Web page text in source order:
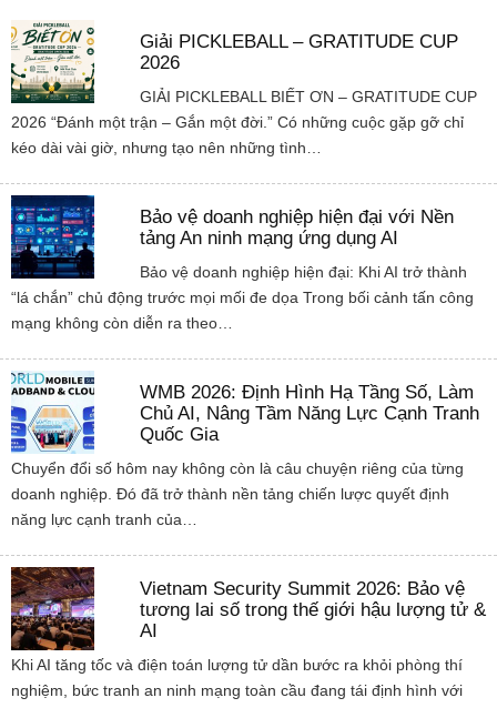
Giải PICKLEBALL – GRATITUDE CUP
2026
GIẢI PICKLEBALL BIẾT ƠN – GRATITUDE CUP
2026 “Đánh một trận – Gắn một đời.” Có những cuộc gặp gỡ chỉ
kéo dài vài giờ, nhưng tạo nên những tình…
Bảo vệ doanh nghiệp hiện đại với Nền
tảng An ninh mạng ứng dụng AI
Bảo vệ doanh nghiệp hiện đại: Khi AI trở thành
“lá chắn” chủ động trước mọi mối đe dọa Trong bối cảnh tấn công
mạng không còn diễn ra theo…
WMB 2026: Định Hình Hạ Tầng Số, Làm
Chủ AI, Nâng Tầm Năng Lực Cạnh Tranh
Quốc Gia
Chuyển đổi số hôm nay không còn là câu chuyện riêng của từng
doanh nghiệp. Đó đã trở thành nền tảng chiến lược quyết định
năng lực cạnh tranh của…
Vietnam Security Summit 2026: Bảo vệ
tương lai số trong thế giới hậu lượng tử &
AI
Khi AI tăng tốc và điện toán lượng tử dần bước ra khỏi phòng thí
nghiệm, bức tranh an ninh mạng toàn cầu đang tái định hình với